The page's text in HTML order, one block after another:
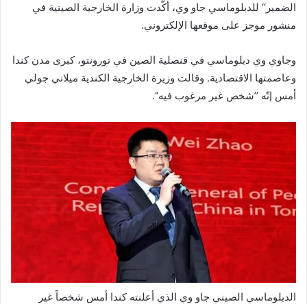
الضمير‘‘ للدبلوماسي جاو وي، أكّدت وزارة الخارجية الصينية في
منشور موجز على موقعها الإلكتروني.
وجاوي وي دبلوماسي في قنصلية الصين في تورونتو، كبرى مدن كندا
وعاصمتها الاقتصادية. وقالت وزيرة الخارجية الكندية ميلاني جولي
أمس إنّه ’’شخص غير مرغوب فيه‘‘.
الدبلوماسي الصيني جاو وي الذي أعلنته كندا أمس شخصاً غير